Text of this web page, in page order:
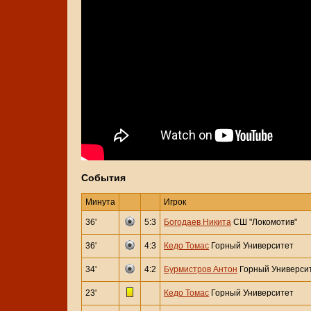
События
Минута Игрок
36' 5:3 Богодаев Никита СШ "Локомотив"
36' 4:3 Кедо Томас Горный Университет
34' 4:2 Бурмистров Антон Горный
23' Кедо Томас Горный Университет